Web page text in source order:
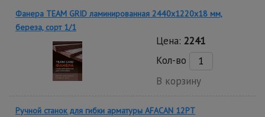
Фанера TEAM GRID ламинированная 2440х1220х18 мм,
береза, сорт 1/1
Цена: 2241
Кол-во
В корзину
Ручной станок для гибки арматуры AFACAN 12PT